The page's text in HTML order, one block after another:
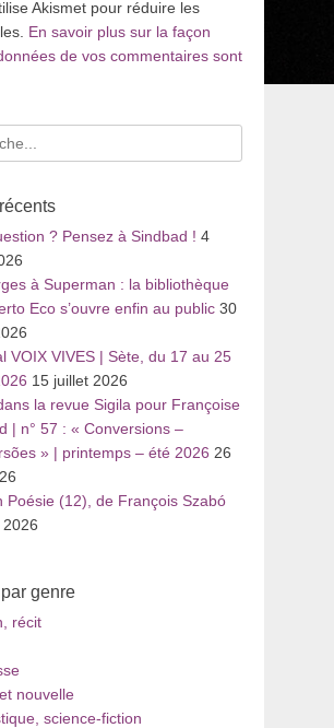
Akismet pour réduire les
En savoir plus sur la façon
de vos commentaires sont
? Pensez à Sindbad ! 4
à Superman : la bibliothèque
Eco s’ouvre enfin au public 30
VOIX VIVES | Sète, du 17 au 25
15 juillet 2026
la revue Sigila pour Françoise
| n° 57 : « Conversions –
» | printemps – été 2026 26
Poésie (12), de François Szabó
genre
récit
nouvelle
science-fiction